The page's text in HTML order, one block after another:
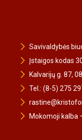
Savivaldybės
Įstaigos kodas
Kalvarijų g. 87,
Tel.: (8-5) 275
Mokomoji kalba